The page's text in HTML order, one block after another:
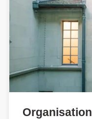
Organisation